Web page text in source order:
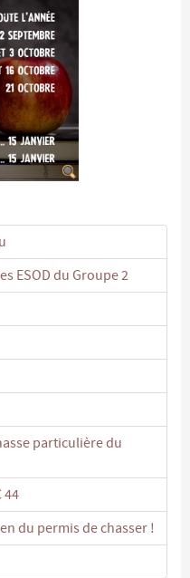
ESOD du Groupe 2
particulière du
44
du permis de chasser !